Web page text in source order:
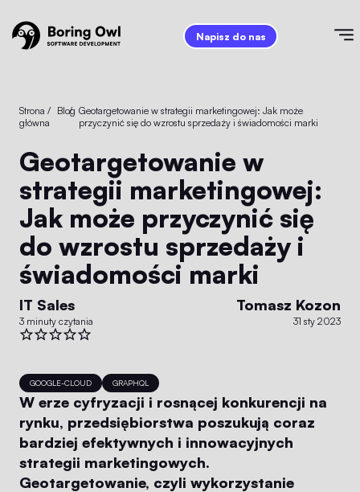
Napisz do nas
Strona
główna
/ Blog
/ Geotargetowanie w strategii marketingowej: Jak może
przyczynić się do wzrostu sprzedaży i świadomości marki
Geotargetowanie w
strategii marketingowej:
Jak może przyczynić się
do wzrostu sprzedaży i
świadomości marki
IT Sales
3 minuty czytania
Tomasz Kozon
31 sty 2023
GOOGLE-CLOUD GRAPHQL
W erze cyfryzacji i rosnącej konkurencji na
rynku, przedsiębiorstwa poszukują coraz
bardziej efektywnych i innowacyjnych
strategii marketingowych.
Geotargetowanie, czyli wykorzystanie